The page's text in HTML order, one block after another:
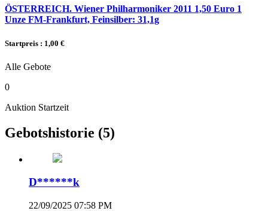
ÖSTERREICH. Wiener Philharmoniker 2011 1,50 Euro 1
Unze FM-Frankfurt, Feinsilber: 31,1g
Startpreis : 1,00 €
Alle Gebote
0
Auktion Startzeit
Gebotshistorie (5)
D******k
22/09/2025 07:58 PM